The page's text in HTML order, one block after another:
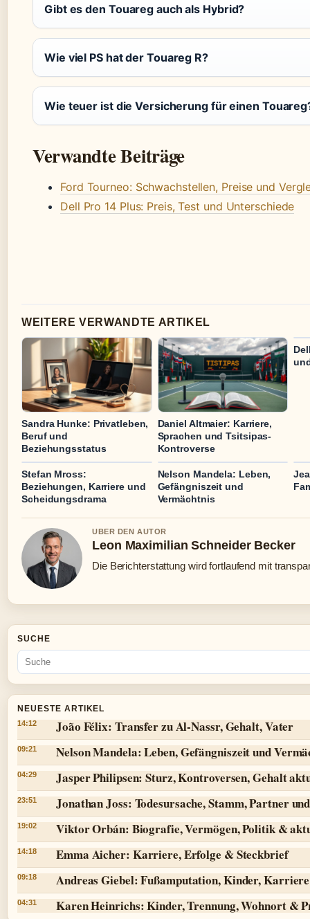
Gibt es den Touareg auch als Hybrid?
Wie viel PS hat der Touareg R?
Wie teuer ist die Versicherung für einen
Verwandte Beiträge
Ford Tourneo: Schwachstellen, Preise und
Dell Pro 14 Plus: Preis, Test und Unterschiede
WEITERE VERWANDTE ARTIKEL
Sandra Hunke: Privatleben,
Beruf und
Beziehungsstatus
Daniel Altmaier: Karriere,
Sprachen und Tsitsipas-
Kontroverse
Stefan Mross:
Beziehungen, Karriere und
Scheidungsdrama
Nelson Mandela: Leben,
Gefängniszeit und
Vermächtnis
UBER DEN AUTOR
Leon Maximilian Schneider Becker
Die Berichterstattung wird fortlaufend mit
SUCHE
NEUESTE ARTIKEL
14:12 João Félix: Transfer zu Al-Nassr, Gehalt, Vater
09:21 Nelson Mandela: Leben, Gefängniszeit und
04:29 Jasper Philipsen: Sturz, Kontroversen, Gehalt
23:51 Jonathan Joss: Todesursache, Stamm, Partner
19:02 Viktor Orbán: Biografie, Vermögen, Politik &
14:18 Emma Aicher: Karriere, Erfolge & Steckbrief
09:18 Andreas Giebel: Fußamputation, Kinder,
04:31 Karen Heinrichs: Kinder, Trennung, Wohnort &